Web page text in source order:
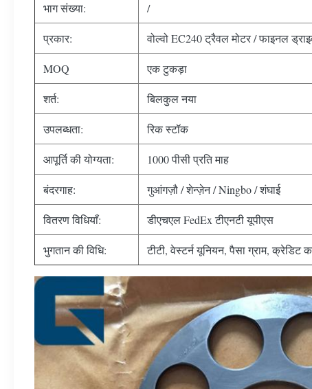
भाग संख्या: /
प्रकार: वोल्वो EC240 ट्रैवल मोटर / फाइनल
MOQ एक टुकड़ा
शर्त: बिलकुल नया
उपलब्धता: रिक स्टॉक
आपूर्ति की योग्यता: 1000 पीसी प्रति माह
बंदरगाह: गुआंगज़ौ / शेन्ज़ेन / Ningbo / शंघाई
वितरण विधियाँ: डीएचएल FedEx टीएनटी यूपीएस
भुगतान की विधि: टीटी, वेस्टर्न यूनियन, पैसा ग्राम, क्रेडिट